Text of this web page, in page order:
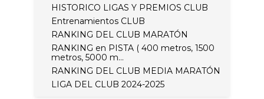
HISTORICO LIGAS Y PREMIOS CLUB
Entrenamientos CLUB
RANKING DEL CLUB MARATÓN
RANKING en PISTA ( 400 metros, 1500
metros, 5000 m...
RANKING DEL CLUB MEDIA MARATÓN
LIGA DEL CLUB 2024-2025